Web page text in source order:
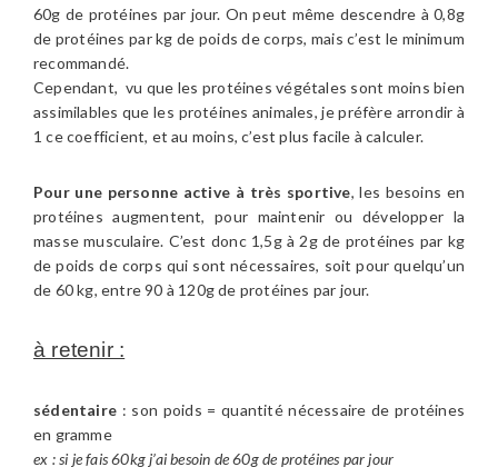
60g de protéines par jour. On peut même descendre à 0,8g
de protéines par kg de poids de corps, mais c’est le minimum
recommandé.
Cependant, vu que les protéines végétales sont moins bien
assimilables que les protéines animales, je préfère arrondir à
1 ce coefficient, et au moins, c’est plus facile à calculer.
Pour une personne active à très sportive, les besoins en
protéines augmentent, pour maintenir ou développer la
masse musculaire. C’est donc 1,5g à 2g de protéines par kg
de poids de corps qui sont nécessaires, soit pour quelqu’un
de 60 kg, entre 90 à 120g de protéines par jour.
à retenir :
sédentaire : son poids = quantité nécessaire de protéines
en gramme
ex : si je fais 60kg j’ai besoin de 60g de protéines par jour